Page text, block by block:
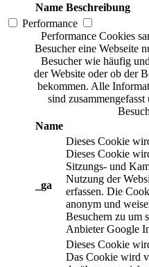
Name Beschreibung
Performance
Performance Cookies
Besucher eine Webseite
Besucher wie häufig
der Website oder ob der
bekommen. Alle
sind
Name
_ga
Dieses Cookie
Dieses Cookie
Sitzungs- und
Nutzung der
erfassen. Die
anonym und
Besuchern zu um
Anbieter Google
Dieses Cookie
Das Cookie wird